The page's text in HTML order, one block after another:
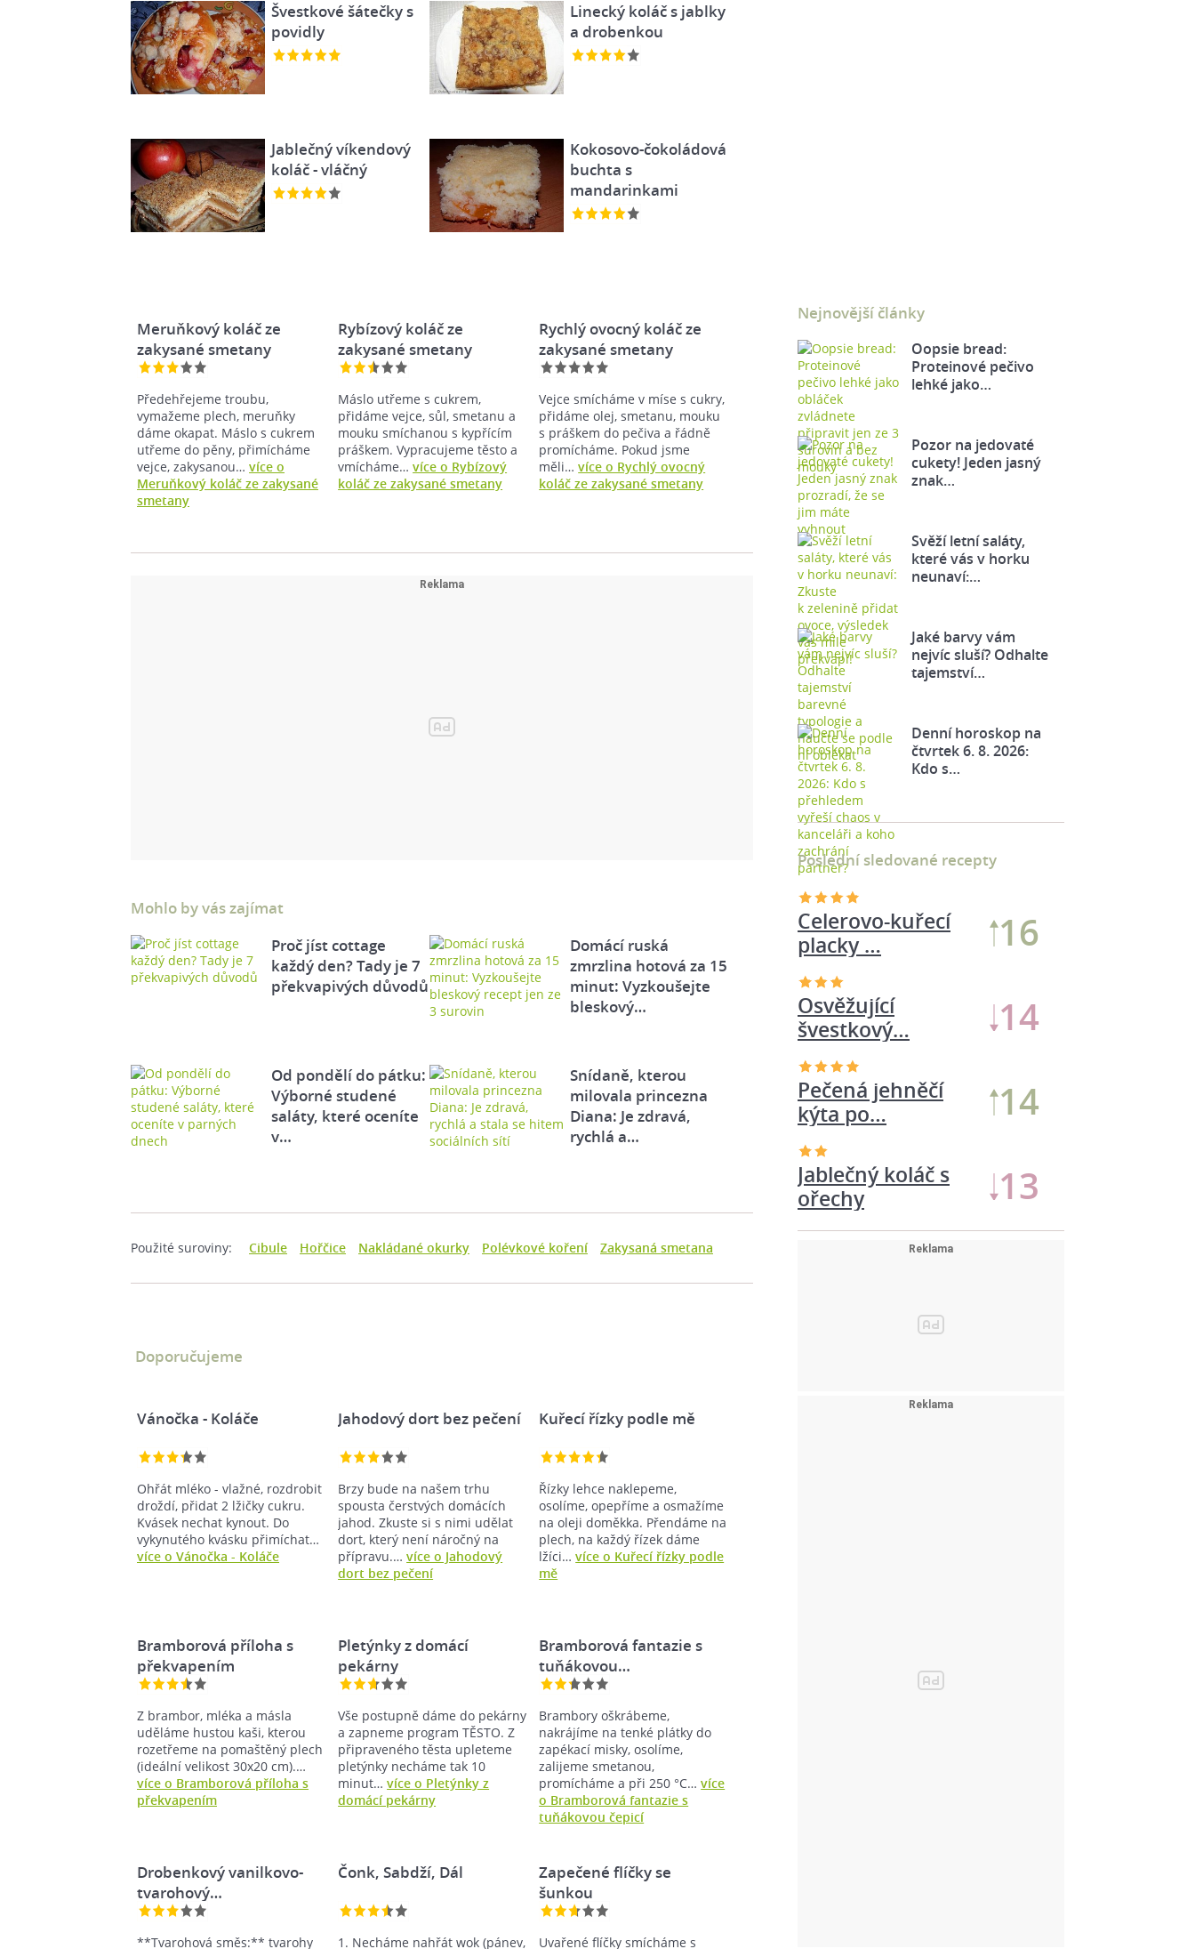
Švestkové šátečky s
povidly
Linecký koláč s jablky
a drobenkou
Jablečný víkendový
koláč - vláčný
Kokosovo-čokoládová
buchta s
mandarinkami
Meruňkový koláč ze
zakysané smetany
Předehřejeme troubu,
vymažeme plech, meruňky
dáme okapat. Máslo s cukrem
utřeme do pěny, přimícháme
vejce, zakysanou… více o
Meruňkový koláč ze zakysané
smetany
Rybízový koláč ze
zakysané smetany
Máslo utřeme s cukrem,
přidáme vejce, sůl, smetanu a
mouku smíchanou s kypřícím
práškem. Vypracujeme těsto a
vmícháme…více o Rybízový
koláč ze zakysané smetany
Rychlý ovocný koláč ze
zakysané smetany
Vejce smícháme v míse s cukry,
přidáme olej, smetanu, mouku
s práškem do pečiva a řádně
promícháme. Pokud jsme
měli…více o Rychlý ovocný
koláč ze zakysané smetany
Mohlo by vás zajímat
Proč jíst cottage
každý den? Tady je 7
překvapivých důvodů
Domácí ruská
zmrzlina hotová za 15
minut: Vyzkoušejte
bleskový…
Od pondělí do pátku:
Výborné studené
saláty, které oceníte
v…
Snídaně, kterou
milovala princezna
Diana: Je zdravá,
rychlá a…
Použité suroviny: Cibule Hořčice Nakládané okurky Polévkové koření Zakysaná smetana
Doporučujeme
Vánočka - Koláče
Ohřát mléko - vlažné, rozdrobit
droždí, přidat 2 lžičky cukru.
Kvásek nechat kynout. Do
vykynutého kvásku přimíchat…
více o Vánočka - Koláče
Jahodový dort bez pečení
Brzy bude na našem trhu
spousta čerstvých domácích
jahod. Zkuste si s nimi udělat
dort, který není náročný na
přípravu.…více o Jahodový
dort bez pečení
Kuřecí řízky podle mě
Řízky lehce naklepeme,
osolíme, opepříme a osmažíme
na oleji doměkka. Přendáme na
plech, na každý řízek dáme
lžíci…více o Kuřecí řízky podle
mě
Bramborová příloha s
překvapením
Z brambor, mléka a másla
uděláme hustou kaši, kterou
rozetřeme na pomaštěný plech
(ideální velikost 30x20 cm).…
více o Bramborová příloha s
překvapením
Pletýnky z domácí
pekárny
Vše postupně dáme do pekárny
a zapneme program TĚSTO. Z
připraveného těsta upleteme
pletýnky necháme tak 10
minut…více o Pletýnky z
domácí pekárny
Bramborová fantazie s
tuňákovou…
Brambory oškrábeme,
nakrájíme na tenké plátky do
zapékací misky, osolíme,
zalijeme smetanou,
promícháme a při 250 °C…více
o Bramborová fantazie s
tuňákovou čepicí
Drobenkový vanilkovo-
tvarohový…
**Tvarohová směs:** tvarohy
Čonk, Sabdží, Dál
1. Necháme nahřát wok (pánev,
Zapečené flíčky se
šunkou
Uvařené flíčky smícháme s
Nejnovější články
Oopsie bread:
Proteinové pečivo
lehké jako…
Pozor na jedovaté
cukety! Jeden jasný
znak…
Svěží letní saláty,
které vás v horku
neunaví:…
Jaké barvy vám
nejvíc sluší? Odhalte
tajemství…
Denní horoskop na
čtvrtek 6. 8. 2026:
Kdo s…
Poslední sledované recepty
Osvěžující
švestkový…
14
Jablečný koláč s
ořechy
13
Celerovo-kuřecí
placky …
16
Pečená jehněčí
kýta po…
14